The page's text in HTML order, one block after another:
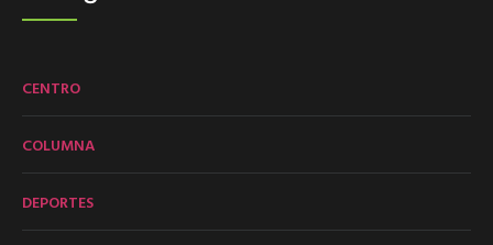
CENTRO
COLUMNA
DEPORTES